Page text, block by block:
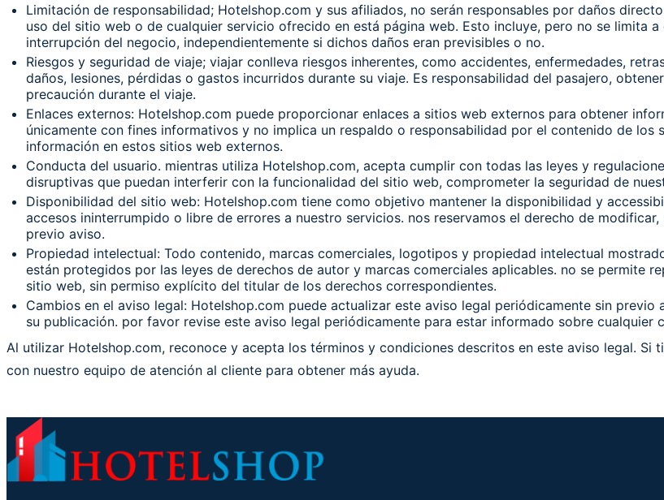
Limitación de responsabilidad; Hotelshop.com y sus afiliados, no serán responsables por daños
uso del sitio web o de cualquier servicio ofrecido en está página web. Esto incluye, pero no se limita
interrupción del negocio, independientemente si dichos daños eran previsibles o no.
Riesgos y seguridad de viaje; viajar conlleva riesgos inherentes, como accidentes, enfermedades,
daños, lesiones, pérdidas o gastos incurridos durante su viaje. Es responsabilidad del pasajero,
precaución durante el viaje.
Enlaces externos: Hotelshop.com puede proporcionar enlaces a sitios web externos para obtener
únicamente con fines informativos y no implica un respaldo o responsabilidad por el contenido de
información en estos sitios web externos.
Conducta del usuario. mientras utiliza Hotelshop.com, acepta cumplir con todas las leyes y
disruptivas que puedan interferir con la funcionalidad del sitio web, comprometer la seguridad de
Disponibilidad del sitio web: Hotelshop.com tiene como objetivo mantener la disponibilidad y
accesos ininterrumpido o libre de errores a nuestro servicios. nos reservamos el derecho de
previo aviso.
Propiedad intelectual: Todo contenido, marcas comerciales, logotipos y propiedad intelectual
están protegidos por las leyes de derechos de autor y marcas comerciales aplicables. no se permite
sitio web, sin permiso explícito del titular de los derechos correspondientes.
Cambios en el aviso legal: Hotelshop.com puede actualizar este aviso legal periódicamente sin
su publicación. por favor revise este aviso legal periódicamente para estar informado sobre cualquier
Al utilizar Hotelshop.com, reconoce y acepta los términos y condiciones descritos en este aviso legal.
con nuestro equipo de atención al cliente para obtener más ayuda.